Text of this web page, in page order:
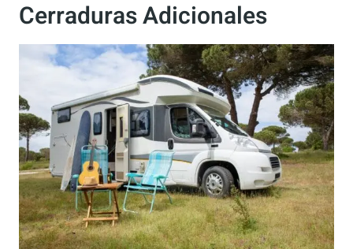
Sistemas de
Seguridad
Cerraduras Adicionales